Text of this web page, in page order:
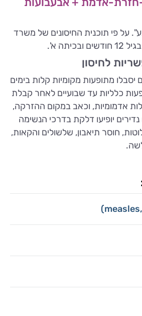
על פי תוכנית החיסונים של משרד
א'.
לחיסון
מתופעות מקומיות קלות בימים
כלליות עד שבועיים לאחר קבלת
אדמומיות, וכאב במקום ההזרקה,
יופיעו דלקת בדרכי הנשימה
חוסר תיאבון, שלשולים והקאות,